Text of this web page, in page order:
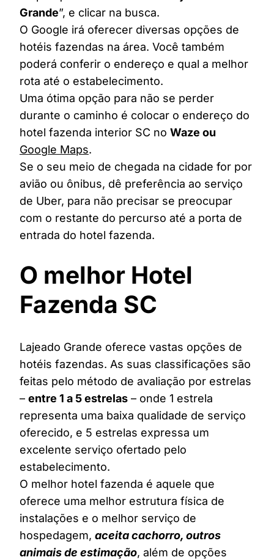
Grande”, e clicar na busca.
O Google irá oferecer diversas opções de
hotéis fazendas na área. Você também
poderá conferir o endereço e qual a melhor
rota até o estabelecimento.
Uma ótima opção para não se perder
durante o caminho é colocar o endereço do
hotel fazenda interior SC no Waze ou
Google Maps.
Se o seu meio de chegada na cidade for por
avião ou ônibus, dê preferência ao serviço
de Uber, para não precisar se preocupar
com o restante do percurso até a porta de
entrada do hotel fazenda.
O melhor Hotel
Fazenda SC
Lajeado Grande oferece vastas opções de
hotéis fazendas. As suas classificações são
feitas pelo método de avaliação por estrelas
– entre 1 a 5 estrelas – onde 1 estrela
representa uma baixa qualidade de serviço
oferecido, e 5 estrelas expressa um
excelente serviço ofertado pelo
estabelecimento.
O melhor hotel fazenda é aquele que
oferece uma melhor estrutura física de
instalações e o melhor serviço de
hospedagem, aceita cachorro, outros
animais de estimação, além de opções